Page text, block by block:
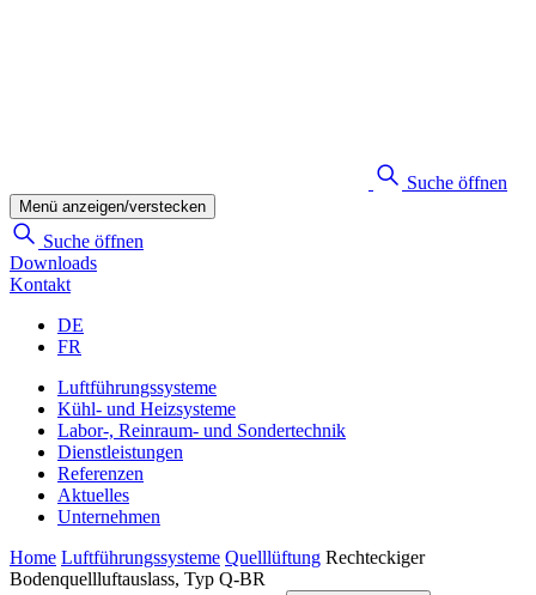
Suche öffnen
Menü anzeigen/verstecken
Suche öffnen
Downloads
Kontakt
DE
FR
Luftführungssysteme
Kühl- und Heizsysteme
Labor-, Reinraum- und Sondertechnik
Dienstleistungen
Referenzen
Aktuelles
Unternehmen
Home Luftführungssysteme Quelllüftung Rechteckiger
Bodenquellluftauslass, Typ Q-BR